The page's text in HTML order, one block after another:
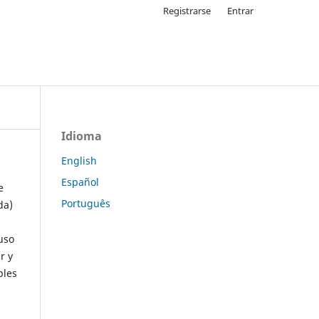
Registrarse Entrar
y
Idioma
English
Español
Português